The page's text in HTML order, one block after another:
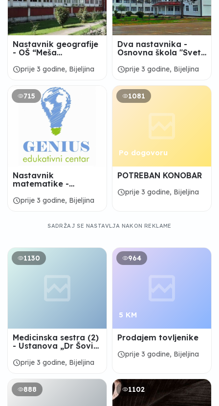
Nastavnik geografije
- OŠ “Meša
scheduleprije 3 godine, Bijeljina
Dva nastavnika -
Osnovna škola "Sveti
scheduleprije 3 godine, Bijeljina
715
Nastavnik
matematike -
"GENIUS"
scheduleprije 3 godine, Bijeljina
1081
Po dogovoru
POTREBAN KONOBAR
scheduleprije 3 godine, Bijeljina
SADRŽAJ SE NASTAVLJA NAKON REKLAME
1130
Medicinska sestra (2)
- Ustanova „Dr Šović-
scheduleprije 3 godine, Bijeljina
964
5 KM
Prodajem tovljenike
scheduleprije 3 godine, Bijeljina
888 1102